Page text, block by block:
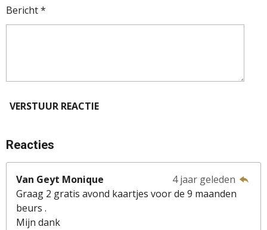
Bericht *
VERSTUUR REACTIE
Reacties
Van Geyt Monique
4 jaar geleden
Graag 2 gratis avond kaartjes voor de 9 maanden
beurs .
Mijn dank